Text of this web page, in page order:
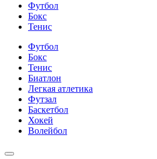
Футбол
Бокс
Тенис
Футбол
Бокс
Тенис
Биатлон
Легкая атлетика
Футзал
Баскетбол
Хокей
Волейбол